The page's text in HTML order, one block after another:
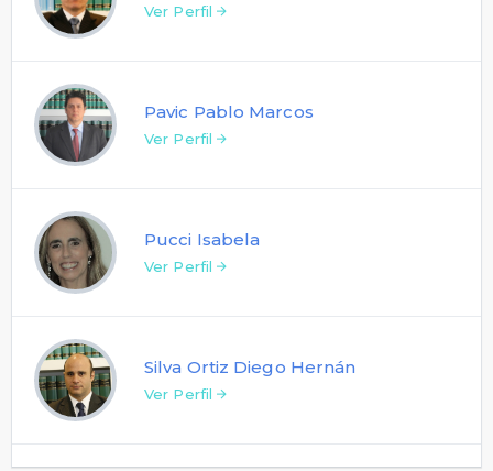
Ver Perfil
Pavic Pablo Marcos
Ver Perfil
Pucci Isabela
Ver Perfil
Silva Ortiz Diego Hernán
Ver Perfil